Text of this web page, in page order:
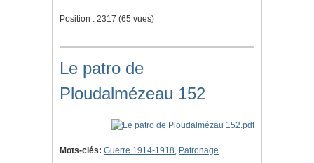
Position : 2317 (65 vues)
Le patro de
Ploudalmézeau 152
Mots-clés: Guerre 1914-1918, Patronage